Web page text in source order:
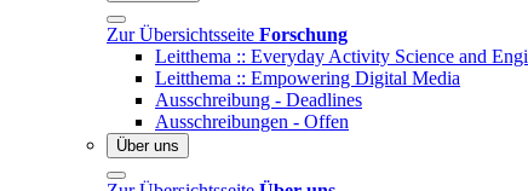
Zur Übersichtsseite Forschung
Leitthema :: Everyday Activity Science and
Leitthema :: Empowering Digital Media
Ausschreibung - Deadlines
Ausschreibungen - Offen
Über uns